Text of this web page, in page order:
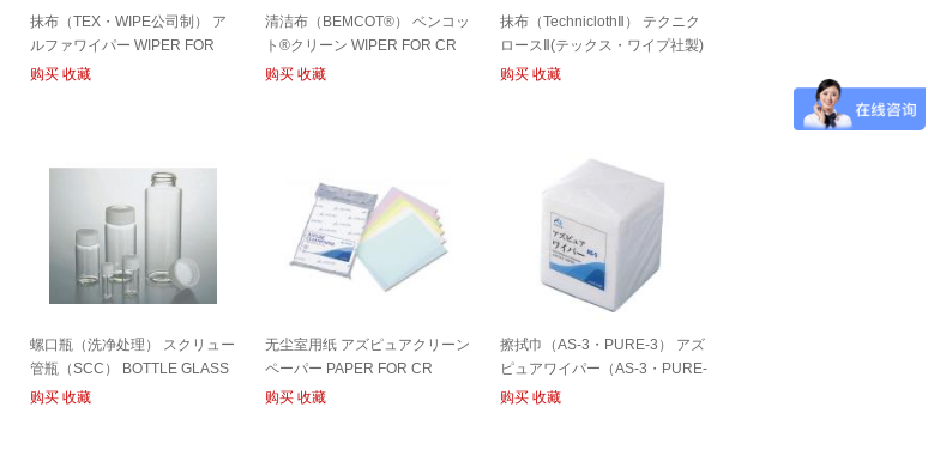
抹布（TEX・WIPE公司制） ア
ルファワイパー WIPER FOR
CR
购买 收藏
清洁布（BEMCOT®） ベンコッ
ト®クリーン WIPER FOR CR
购买 收藏
抹布（TechniclothⅡ） テクニク
ロースⅡ(テックス・ワイプ社製)
WIPER FOR CR
购买 收藏
螺口瓶（洗净处理） スクリュー
管瓶（SCC） BOTTLE GLASS
FOR CR
购买 收藏
无尘室用纸 アズピュアクリーン
ペーパー PAPER FOR CR
购买 收藏
擦拭巾（AS-3・PURE-3） アズ
ピュアワイパー（AS-3・PURE-
3） WIPER
购买 收藏